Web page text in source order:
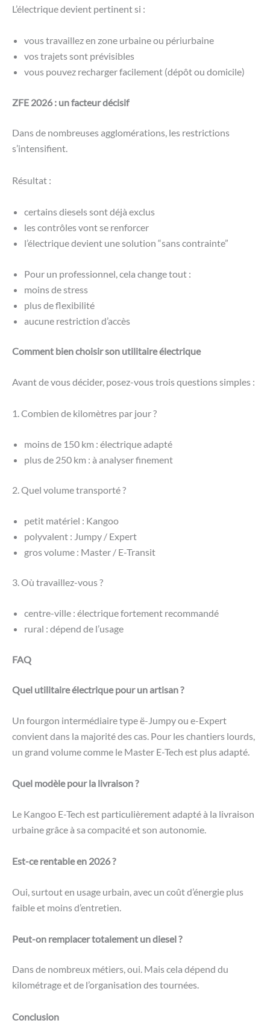
L’électrique devient pertinent si :
vous travaillez en zone urbaine ou périurbaine
vos trajets sont prévisibles
vous pouvez recharger facilement (dépôt ou domicile)
ZFE 2026 : un facteur décisif
Dans de nombreuses agglomérations, les restrictions
s’intensifient.
Résultat :
certains diesels sont déjà exclus
les contrôles vont se renforcer
l’électrique devient une solution “sans contrainte”
Pour un professionnel, cela change tout :
moins de stress
plus de flexibilité
aucune restriction d’accès
Comment bien choisir son utilitaire électrique
Avant de vous décider, posez-vous trois questions simples :
1. Combien de kilomètres par jour ?
moins de 150 km : électrique adapté
plus de 250 km : à analyser finement
2. Quel volume transporté ?
petit matériel : Kangoo
polyvalent : Jumpy / Expert
gros volume : Master / E-Transit
3. Où travaillez-vous ?
centre-ville : électrique fortement recommandé
rural : dépend de l’usage
FAQ
Quel utilitaire électrique pour un artisan ?
Un fourgon intermédiaire type ë-Jumpy ou e-Expert
convient dans la majorité des cas. Pour les chantiers lourds,
un grand volume comme le Master E-Tech est plus adapté.
Quel modèle pour la livraison ?
Le Kangoo E-Tech est particulièrement adapté à la livraison
urbaine grâce à sa compacité et son autonomie.
Est-ce rentable en 2026 ?
Oui, surtout en usage urbain, avec un coût d’énergie plus
faible et moins d’entretien.
Peut-on remplacer totalement un diesel ?
Dans de nombreux métiers, oui. Mais cela dépend du
kilométrage et de l’organisation des tournées.
Conclusion